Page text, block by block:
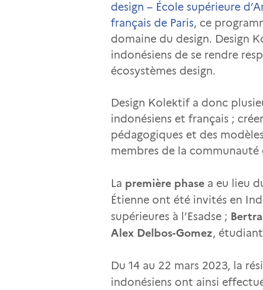
design – École supérieure
français de Paris, ce
domaine du design. Design
indonésiens de se rendre
écosystèmes design.
Design Kolektif a donc
indonésiens et français ;
pédagogiques et des
membres de la
La première phase a eu lieu
Étienne ont été invités en
supérieures à l’Esadse ;
Alex Delbos-Gomez,
Du 14 au 22 mars 2023, la
indonésiens ont ainsi